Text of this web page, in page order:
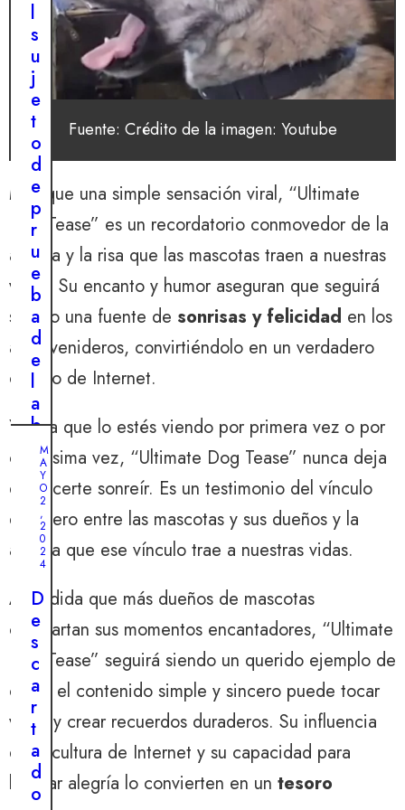
Fuente: Crédito de la imagen: Youtube
Más que una simple sensación viral, “Ultimate
Dog Tease” es un recordatorio conmovedor de la
alegría y la risa que las mascotas traen a nuestras
vidas. Su encanto y humor aseguran que seguirá
siendo una fuente de sonrisas y felicidad en los
años venideros, convirtiéndolo en un verdadero
clásico de Internet.
Ya sea que lo estés viendo por primera vez o por
centésima vez, “Ultimate Dog Tease” nunca deja
de hacerte sonreír. Es un testimonio del vínculo
duradero entre las mascotas y sus dueños y la
alegría que ese vínculo trae a nuestras vidas.
A medida que más dueños de mascotas
compartan sus momentos encantadores, “Ultimate
Dog Tease” seguirá siendo un querido ejemplo de
cómo el contenido simple y sincero puede tocar
vidas y crear recuerdos duraderos. Su influencia
en la cultura de Internet y su capacidad para
brindar alegría lo convierten en un tesoro
l
s
u
j
e
t
o
d
e
p
r
u
e
b
a
d
e
l
a
b
o
o
o
a
l
h
o
g
a
r
a
m
J
U
L
I
O
2
5
,
2
0
4
S
e
n
t
i
d
o
d
e
M
A
Y
O
2
,
2
0
2
4
D
e
s
c
a
r
t
a
d
o